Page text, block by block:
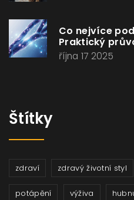
Co nejvíce
Praktický
října 17 2025
Štítky
zdraví zdravý životní styl
potápění výživa